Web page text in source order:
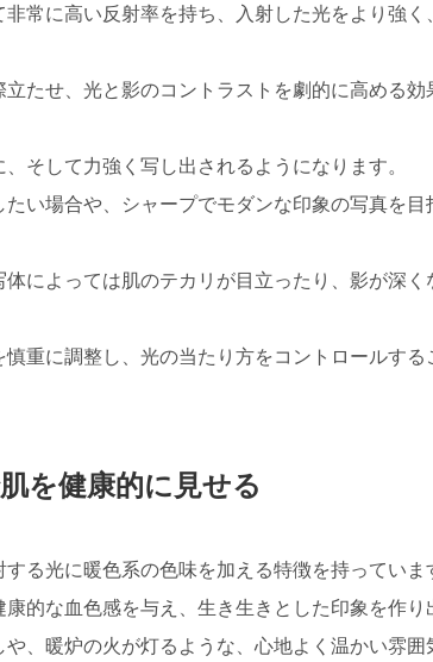
常に高い反射率を持ち、入射した光をより強く
たせ、光と影のコントラストを劇的に高める効
そして力強く写し出されるようになります。
い場合や、シャープでモダンな印象の写真を目
によっては肌のテカリが目立ったり、影が深く
重に調整し、光の当たり方をコントロールする
を健康的に見せる
る光に暖色系の色味を加える特徴を持っていま
的な血色感を与え、生き生きとした印象を作り
、暖炉の火が灯るような、心地よく温かい雰囲